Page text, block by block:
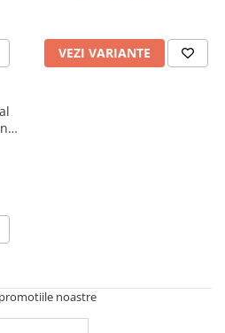
VEZI VARIANTE
noastre